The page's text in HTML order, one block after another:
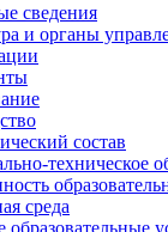
сведения
и органы
состав
техническое
среда